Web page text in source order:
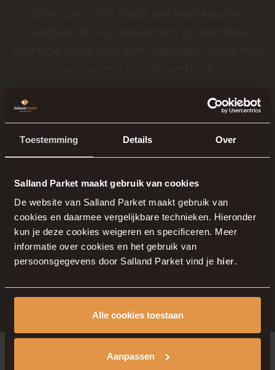
Toestemming Details Over
Salland Parket maakt gebruik van cookies
De website van Salland Parket maakt gebruik van
cookies en daarmee vergelijkbare technieken. Hieronder
kun je deze cookies weigeren en specificeren. Meer
informatie over cookies en het gebruik van
persoonsgegevens door Salland Parket vind je hier.
Alle cookies toestaan
Aanpassen
Strak van vorm maar wel heel kleurrijk.
Vandaar dat wij uitkwamen op bamboe.
Bamboe zorgt voor een ingetogen basis met
een warme tint die verbindt.
Klant
Benieuwd
naar de mogelijkheden?
We helpen u graag verder! Maak een
Maak een afspraak